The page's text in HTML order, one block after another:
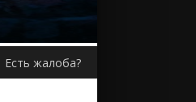
Есть жалоба?